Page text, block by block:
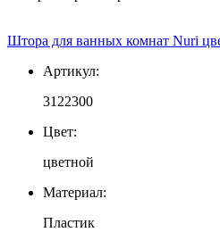
Штора для ванных комнат Nuri
Артикул:
3122300
Цвет:
цветной
Материал:
Пластик